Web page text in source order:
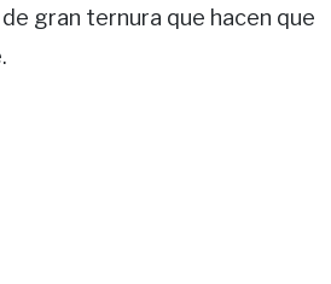
gran ternura que hacen que